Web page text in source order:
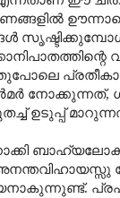
നോക്കുന്നത്,
ഉടുപ്പ്